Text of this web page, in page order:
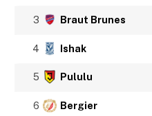
3 Braut Brunes
4 Ishak
5 Pululu
6 Bergier